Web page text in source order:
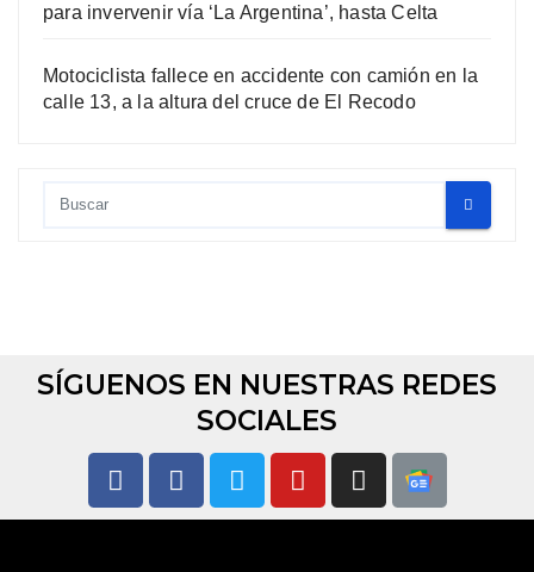
para invervenir vía ‘La Argentina’, hasta Celta
Motociclista fallece en accidente con camión en la
calle 13, a la altura del cruce de El Recodo
SÍGUENOS EN NUESTRAS REDES
SOCIALES